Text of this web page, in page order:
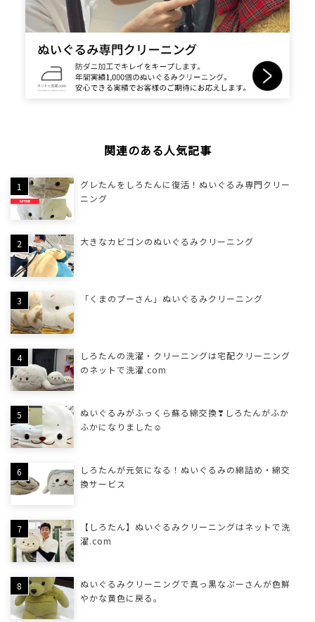
関連のある人気記事
グレたんをしろたんに復活！ぬいぐるみ専門クリー
ニング
大きなカビゴンのぬいぐるみクリーニング
「くまのプーさん」ぬいぐるみクリーニング
しろたんの洗濯・クリーニングは宅配クリーニング
のネットで洗濯.com
ぬいぐるみがふっくら蘇る綿交換❣しろたんがふか
ふかになりました☺
しろたんが元気になる！ぬいぐるみの綿詰め・綿交
換サービス
【しろたん】ぬいぐるみクリーニングはネットで洗
濯.com
ぬいぐるみクリーニングで真っ黒なぷーさんが色鮮
やかな黄色に戻る。